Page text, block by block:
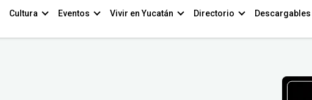
Cultura Eventos Vivir en Yucatán Directorio Descargables